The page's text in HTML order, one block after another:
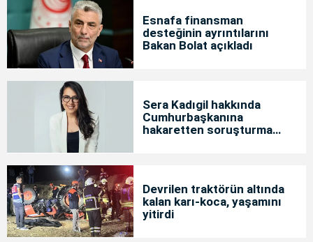
Esnafa finansman
desteğinin ayrıntılarını
Bakan Bolat açıkladı
Sera Kadıgil hakkında
Cumhurbaşkanına
hakaretten soruşturma
Devrilen traktörün altında
kalan karı-koca, yaşamını
yitirdi